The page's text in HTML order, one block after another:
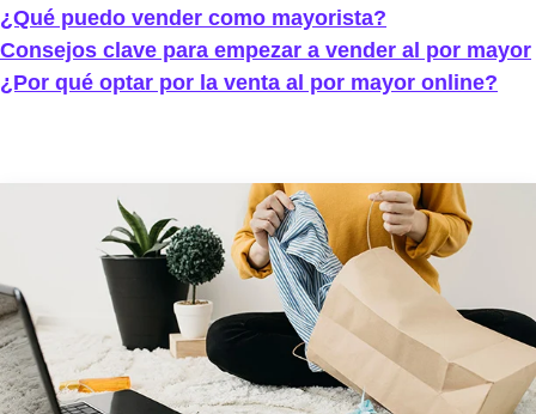
¿Qué puedo vender como mayorista?
Consejos clave para empezar a vender al por mayor
¿Por qué optar por la venta al por mayor online?